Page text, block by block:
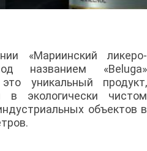
«Мариинский ликеро-
названием «Beluga»
уникальный продукт,
в экологически чистом
объектов в